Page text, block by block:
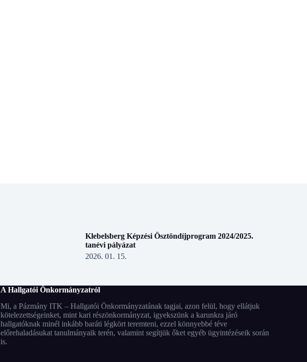
Klebelsberg Képzési Ösztöndíjprogram 2024/2025.
tanévi pályázat
2026. 01. 15.
A Hallgatói Önkormányzatról
Mi, a Pázmány ITK – Hallgatói Önkormányzatának tagjai, azon felül, hogy ellátjuk
kötelezettségeinket, mint kari részönkormányzat, igyekszünk a karunkra járó
hallgatóknak minél inkább baráti légkört teremteni, ezzel könnyebbé téve
előrehaladásukat tanulmányaik terén, valamint segítjük őket egyéb ügyintézéseik során
is.